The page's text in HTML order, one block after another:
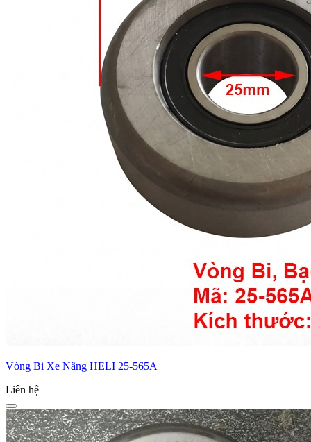
Vòng Bi Xe Nâng HELI 25-565A
Liên hệ